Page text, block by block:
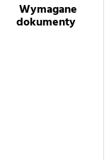
Wymagane
dokumenty